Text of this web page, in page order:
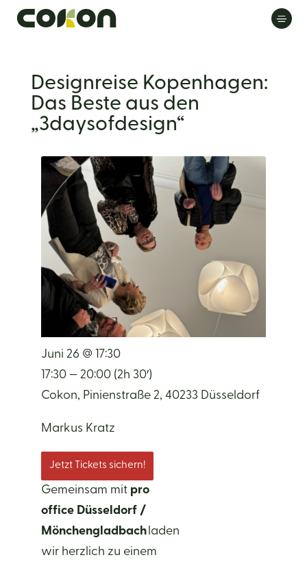
Designreise Kopenhagen:
Das Beste aus den
„3daysofdesign“
Gemeinsam mit pro
office Düsseldorf /
Mönchengladbachladen
wir herzlich zu einem
Juni 26 @ 17:30
17:30 — 20:00 (2h 30′)
Cokon, Pinienstraße 2, 40233 Düsseldorf
Markus Kratz
Jetzt Tickets sichern!